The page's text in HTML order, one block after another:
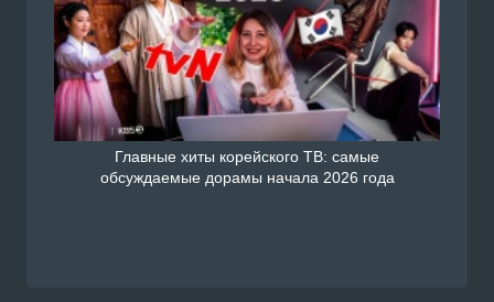
Главные хиты корейского ТВ: самые
обсуждаемые дорамы начала 2026 года